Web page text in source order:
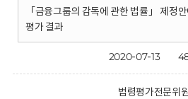
「금융그룹의 감독에 관한 법률」 제정
평가 결과
2020-07-13
법령평가전문위